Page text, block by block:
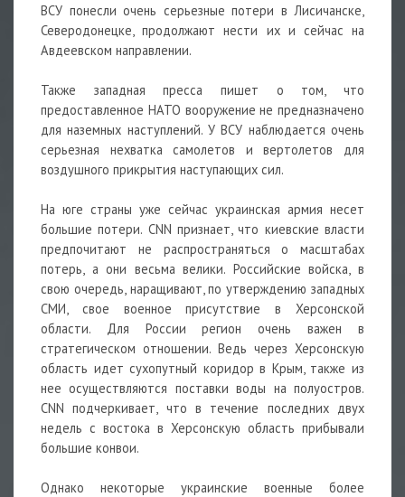
ВСУ понесли очень серьезные потери в Лисичанске,
Северодонецке, продолжают нести их и сейчас на
Авдеевском направлении.
Также западная пресса пишет о том, что
предоставленное НАТО вооружение не предназначено
для наземных наступлений. У ВСУ наблюдается очень
серьезная нехватка самолетов и вертолетов для
воздушного прикрытия наступающих сил.
На юге страны уже сейчас украинская армия несет
большие потери. CNN признает, что киевские власти
предпочитают не распространяться о масштабах
потерь, а они весьма велики. Российские войска, в
свою очередь, наращивают, по утверждению западных
СМИ, свое военное присутствие в Херсонской
области. Для России регион очень важен в
стратегическом отношении. Ведь через Херсонскую
область идет сухопутный коридор в Крым, также из
нее осуществляются поставки воды на полуостров.
CNN подчеркивает, что в течение последних двух
недель с востока в Херсонскую область прибывали
большие конвои.
Однако некоторые украинские военные более